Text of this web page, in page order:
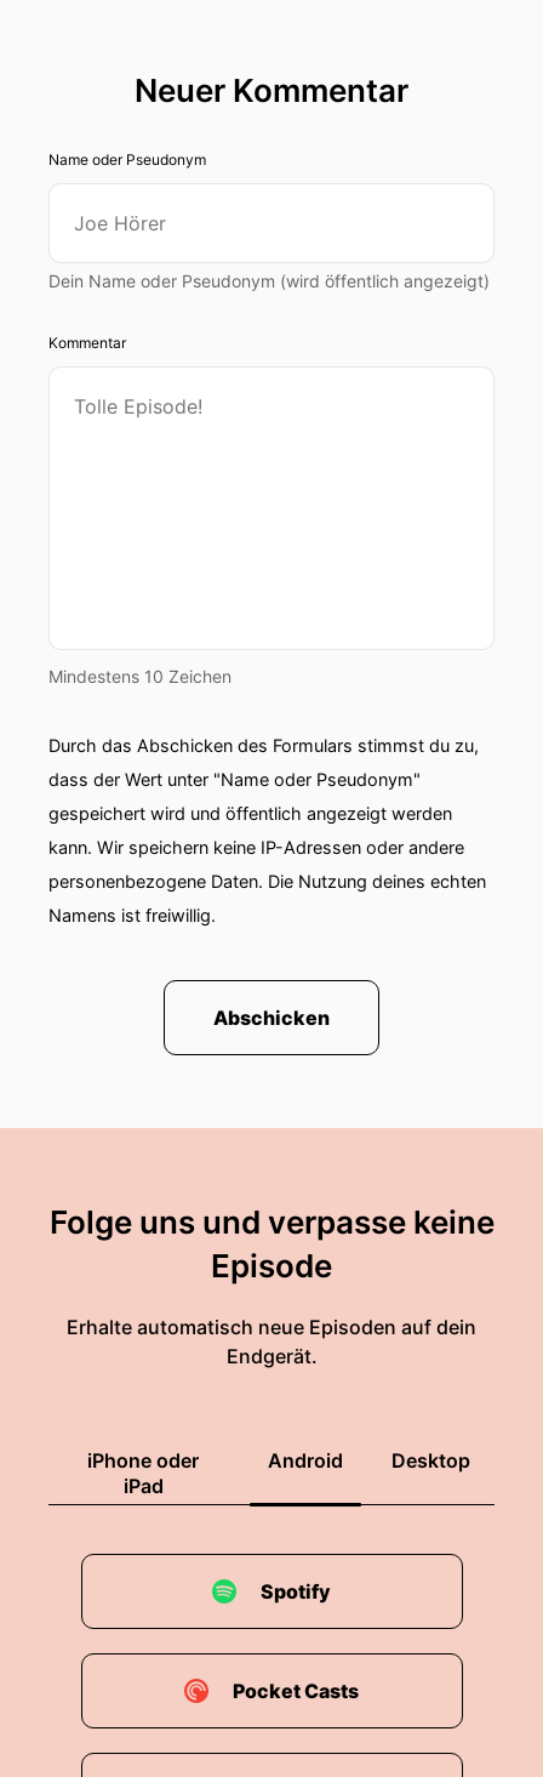
Neuer Kommentar
Name oder Pseudonym
Dein Name oder Pseudonym (wird öffentlich angezeigt)
Kommentar
Mindestens 10 Zeichen
Durch das Abschicken des Formulars stimmst du zu,
dass der Wert unter "Name oder Pseudonym"
gespeichert wird und öffentlich angezeigt werden
kann. Wir speichern keine IP-Adressen oder andere
personenbezogene Daten. Die Nutzung deines echten
Namens ist freiwillig.
Abschicken
Folge uns und verpasse keine
Episode
Erhalte automatisch neue Episoden auf dein
Endgerät.
iPhone oder
iPad
Android Desktop
Spotify
Pocket Casts